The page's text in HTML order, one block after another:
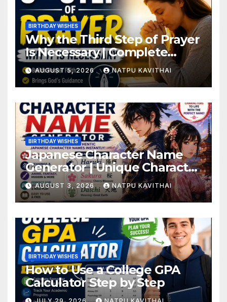
BIRTHDAY WISHES
Why the Third Step of Prayer
Is Necessary | Complete
Guide
AUGUST 5, 2026 NATPU KAVITHAI
BIRTHDAY WISHES
Japanese Character Name
Generator | Unique Character
Names
AUGUST 3, 2026 NATPU KAVITHAI
BIRTHDAY WISHES
How to Use a College GPA
Calculator Step by Step